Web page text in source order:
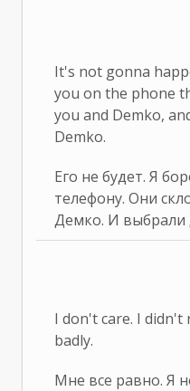
It's not gonna
you on the phone
you and Demko,
Demko.
Его не будет. Я
телефону. Они
Демко. И выбрали
I don't care. I didn't
badly.
Мне все равно. Я